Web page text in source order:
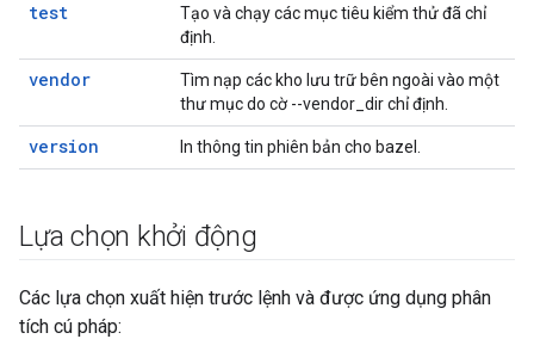
test
Tạo và chạy các mục tiêu kiểm thử đã chỉ
định.
vendor
Tìm nạp các kho lưu trữ bên ngoài vào một
thư mục do cờ --vendor_dir chỉ định.
version In thông tin phiên bản cho bazel.
Lựa chọn khởi động
Các lựa chọn xuất hiện trước lệnh và được ứng dụng phân
tích cú pháp: